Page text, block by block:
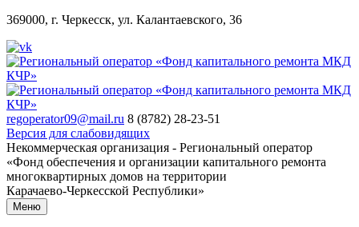
369000, г. Черкесск, ул. Калантаевского, 36
regoperator09@mail.ru 8 (8782) 28-23-51
Версия для слабовидящих
Некоммерческая организация - Региональный оператор
«Фонд обеспечения и организации капитального ремонта
многоквартирных домов на территории
Карачаево-Черкесской Республики»
Меню